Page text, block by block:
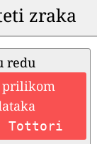
zraka
redu
prilikom
Tottori